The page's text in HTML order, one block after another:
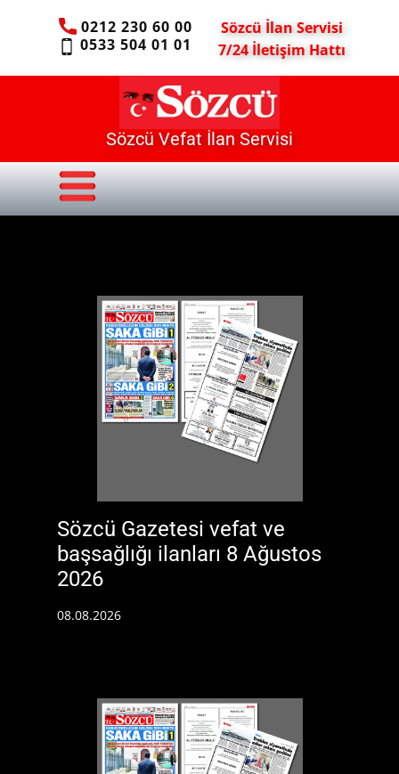
0212 230 60 00
0533 504 01 01
Sözcü İlan Servisi
7/24 İletişim Hattı
Sözcü Vefat İlan Servisi
Sözcü Gazetesi vefat ve
başsağlığı ilanları 8 Ağustos
2026
08.08.2026